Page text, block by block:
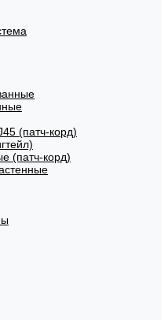
(патч-корд)
(патч-корд)